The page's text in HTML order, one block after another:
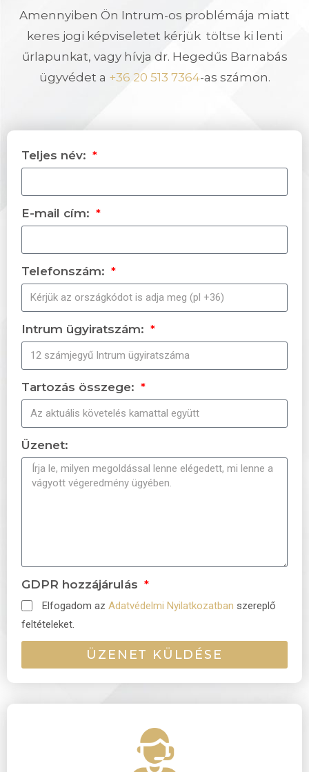
Amennyiben Ön Intrum-os problémája miatt
keres jogi képviseletet kérjük töltse ki lenti
űrlapunkat, vagy hívja dr. Hegedűs Barnabás
ügyvédet a +36 20 513 7364-as számon.
Teljes név:
E-mail cím:
Telefonszám:
Intrum ügyiratszám:
Tartozás összege:
Üzenet:
GDPR hozzájárulás
Elfogadom azAdatvédelmi Nyilatkozatban szereplő
feltételeket.
ÜZENET KÜLDÉSE